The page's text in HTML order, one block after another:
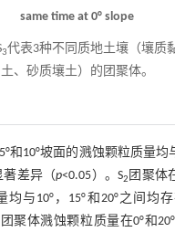
same time at 0° slope
3代表3种不同质地土壤（壤质
土、砂质壤土）的团聚体。
和10°坡面的溅蚀颗粒质量均
著差异（p<0.05）。S2 团聚体
均与10°，15°和20°之间均
团聚体溅蚀颗粒质量在0°和